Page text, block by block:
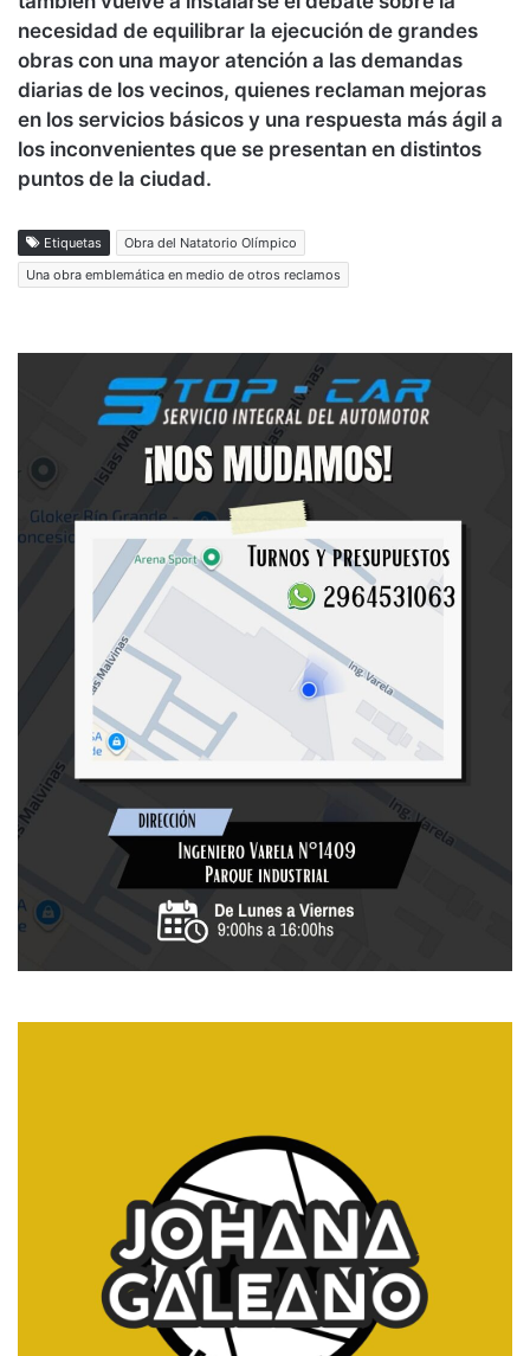
necesidad de equilibrar la ejecución de grandes
obras con una mayor atención a las demandas
diarias de los vecinos, quienes reclaman mejoras
en los servicios básicos y una respuesta más ágil a
los inconvenientes que se presentan en distintos
puntos de la ciudad.
Etiquetas
Obra del Natatorio Olímpico
Una obra emblemática en medio de otros reclamos